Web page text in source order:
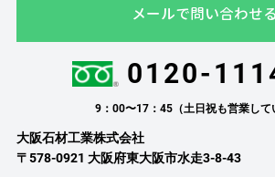
メールで問い合わせる
0120-
9：00〜17：45（土日祝も営業して
大阪石材工業株式会社
〒578-0921 大阪府東大阪市水走3-8-43